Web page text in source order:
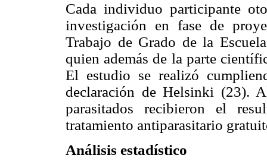
Cada individuo participante
investigación en fase de
Trabajo de Grado de la
quien además de la parte
El estudio se realizó
declaración de Helsinki (23).
parasitados recibieron el
tratamiento antiparasitario
Análisis estadístico